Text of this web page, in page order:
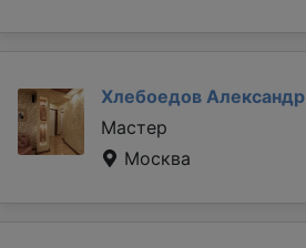
Хлебоедов Александр
Мастер
Москва